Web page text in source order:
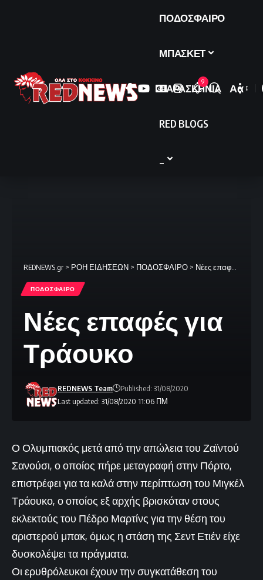
ΠΟΔΟΣΦΑΙΡΟ
ΜΠΑΣΚΕΤ
ΠΑΡΑΣΚΗΝΙΑ
RED BLOGS
9
Font
Αα
REDNEWS.gr > ΡΟΗ ΕΙΔΗΣΕΩΝ > ΠΟΔΟΣΦΑΙΡΟ > Νέες επαφές για Τράουκο
ΠΟΔΟΣΦΑΙΡΟ
Νέες επαφές για
Τράουκο
Last updated: 31/08/2020 11:06 ΠΜ
REDNEWS Team Published: 31/08/2020
Ο Ολυμπιακός μετά από την απώλεια του Ζαϊντού
Σανούσι, ο οποίος πήρε μεταγραφή στην Πόρτο,
επιστρέφει για τα καλά στην περίπτωση του Μιγκέλ
Τράουκο, ο οποίος εξ αρχής βρισκόταν στους
εκλεκτούς του Πέδρο Μαρτίνς για την θέση του
αριστερού μπακ, όμως η στάση της Σεντ Ετιέν είχε
δυσκολέψει τα πράγματα.
Οι ερυθρόλευκοι έχουν την συγκατάθεση του